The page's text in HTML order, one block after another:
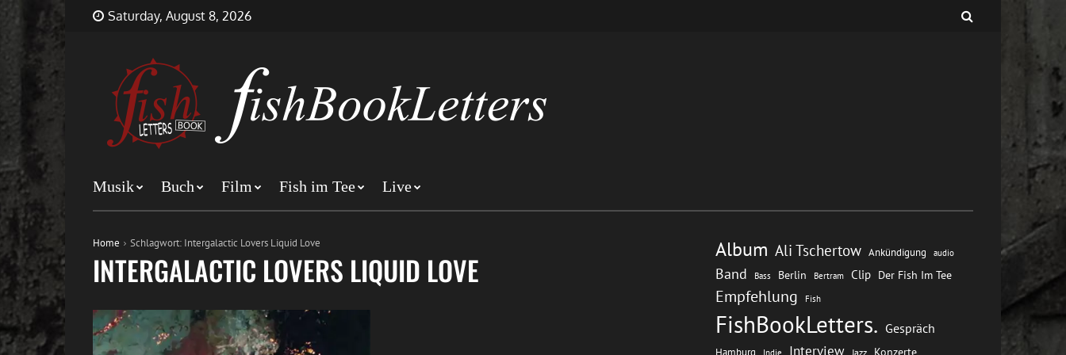
content
FishBookLetters
Musik,
Buch…
Saturday, August 8, 2026
Musik Buch Film Fish im Tee Live
Home Schlagwort: Intergalactic Lovers Liquid Love
INTERGALACTIC LOVERS LIQUID LOVE
Album Ali Tschertow Ankündigung audio
Band Bass Berlin Bertram Clip Der Fish Im Tee
Empfehlung Fish
FishBookLetters. Gespräch
Hamburg Indie Interview Jazz Konzerte